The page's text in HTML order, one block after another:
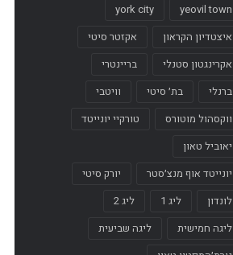
yeovil town
york city
איצטדיון הקראון
אקזטר סיטי
אקרינגטון סטנלי
בריינטרי
ברנלי
בת׳ סיטי
וויטבי
ווקסהול מוטורס
טורקיי יונייטד
יאוביל טאון
יונייטד אוף מנצ׳סטר
יורק סיטי
לונדון
ליג 1
ליג 2
ליגה חמישית
ליגה שביעית